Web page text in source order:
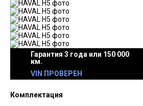
Гарантия 3 года или 150 000
км.
VIN ПРОВЕРЕН
Комплектация